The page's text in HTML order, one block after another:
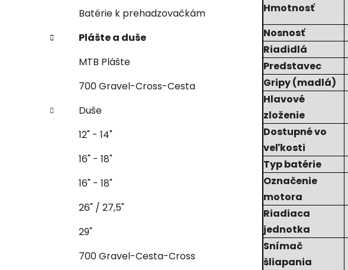
Batérie k prehadzovačkám
Plášte a duše
MTB Plášte
700 Gravel-Cross-Cesta
Duše
12" - 14"
16" - 18"
16" - 18"
26" / 27,5"
29"
700 Gravel-Cesta-Cross
Hmotnosť
Nosnosť
Riadidlá
Predstavec
Gripy (madlá)
Hlavové
zloženie
Dostupné vo
veľkosti
Typ batérie
Označenie
motora
Riadiaca
jednotka
Snímač
šliapania